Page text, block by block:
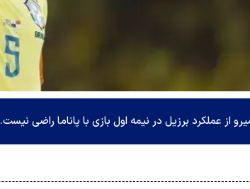
از عملکرد برزیل در نیمه اول بازی با پاناما راضی نیست.